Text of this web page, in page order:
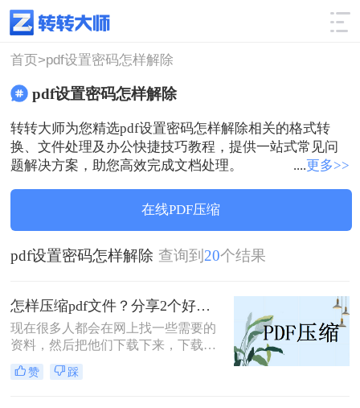
使用技巧 筛选
首页>pdf设置密码怎样解除
pdf设置密码怎样解除
转转大师为您精选pdf设置密码怎样解除相关的格式转
换、文件处理及办公快捷技巧教程，提供一站式常见问
题解决方案，助您高效完成文档处理。
....更多>>
在线PDF压缩
pdf设置密码怎样解除 查询到 20个结果
怎样压缩pdf文件？分享2个好用的方法，简单又快捷！
现在很多人都会在网上找一些需要的
资料，然后把他们下载下来，下载的
大部分文件都是pdf格式的，pdf文件
可以方便我们阅读文档内容，但是有
赞 踩